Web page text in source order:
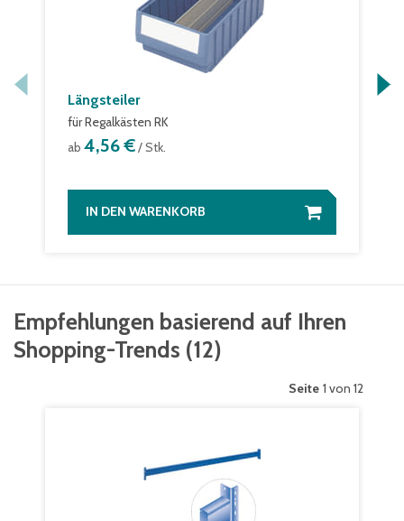
Längsteiler
für Regalkästen RK
ab 4,56 €/ Stk.
IN DEN WARENKORB
Empfehlungen basierend auf Ihren
Shopping-Trends (12)
Seite 1 von 12